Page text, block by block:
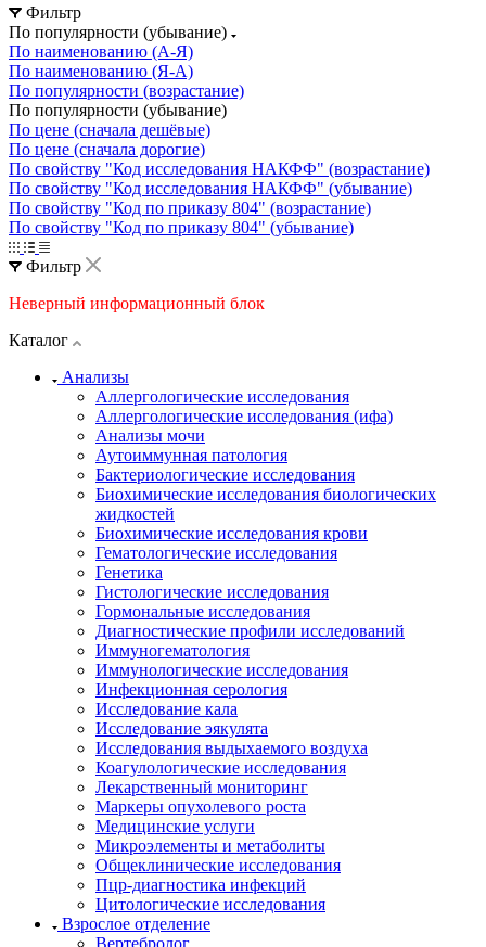
Фильтр
По популярности (убывание)
По наименованию (А-Я)
По наименованию (Я-А)
По популярности (возрастание)
По популярности (убывание)
По цене (сначала дешёвые)
По цене (сначала дорогие)
По свойству "Код исследования НАКФФ" (возрастание)
По свойству "Код исследования НАКФФ" (убывание)
По свойству "Код по приказу 804" (возрастание)
По свойству "Код по приказу 804" (убывание)
Фильтр
Неверный информационный блок
Каталог
Анализы
Аллергологические исследования
Аллергологические исследования (ифа)
Анализы мочи
Аутоиммунная патология
Бактериологические исследования
Биохимические исследования биологических
жидкостей
Биохимические исследования крови
Гематологические исследования
Генетика
Гистологические исследования
Гормональные исследования
Диагностические профили исследований
Иммуногематология
Иммунологические исследования
Инфекционная серология
Исследование кала
Исследование эякулята
Исследования выдыхаемого воздуха
Коагулологические исследования
Лекарственный мониторинг
Маркеры опухолевого роста
Медицинские услуги
Микроэлементы и метаболиты
Общеклинические исследования
Пцр-диагностика инфекций
Цитологические исследования
Взрослое отделение
Вертебролог